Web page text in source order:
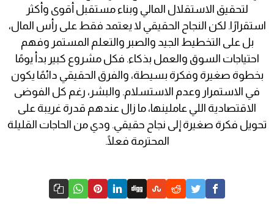
لتحقيق الاستقلال المالي وبناء مستقبل أقوى وأكثر
استقرارًا. لكن النجاح الحقيقي لا يعتمد فقط على رأس المال،
بل على التخطيط الجيد والصبر والتعلم المستمر وفهم
احتياجات السوق والعمل بذكاء. فكل مشروع كبير بدأ يومًا
بخطوة صغيرة وفكرة بسيطة، والفرق الحقيقي دائمًا يكون
في الاستمرار وعدم الاستسلام. والبشر، رغم كل الفوضى
الاقتصادية اللي عاملينها، ما زال عندهم قدرة غريبة على
تحويل فكرة صغيرة إلى نجاح حقيقي. ودي من الحاجات القليلة
المحترمة فعلًا.